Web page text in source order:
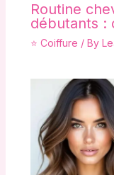
Routine
débutants :
⭐ Coiffure / By